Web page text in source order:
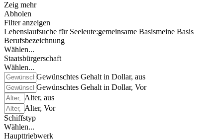
Zeig mehr
Abholen
Filter anzeigen
Lebenslaufsuche für Seeleute:gemeinsame Basismeine Basis
Berufsbezeichnung
Wählen...
Staatsbürgerschaft
Wählen...
Gewünschtes Gehalt in Dollar, aus
Gewünschtes Gehalt in Dollar, Vor
Alter, aus
Alter, Vor
Schiffstyp
Wählen...
Haupttriebwerk